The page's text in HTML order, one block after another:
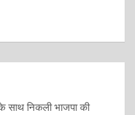
निकली भाजपा की